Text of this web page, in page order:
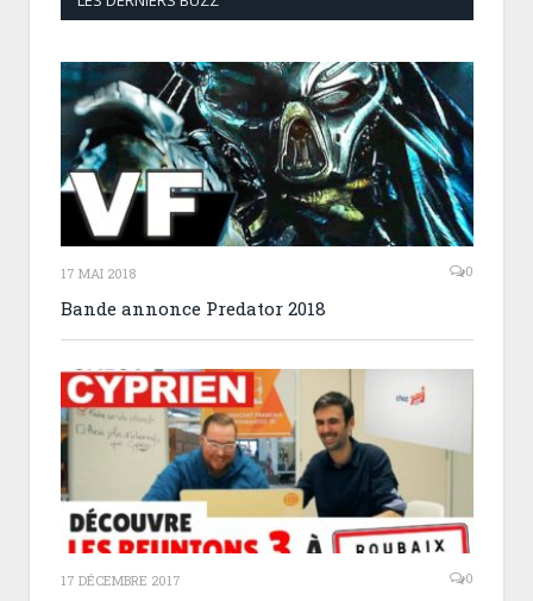
17 MAI 2018 0
Bande annonce Predator 2018
17 DÉCEMBRE 2017 0